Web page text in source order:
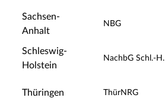
Sachsen-
Anhalt
NBG
Schleswig-
Holstein
NachbG Schl.-H.
Thüringen ThürNRG